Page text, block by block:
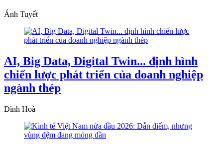
Ánh Tuyết
AI, Big Data, Digital Twin... định hình
chiến lược phát triển của doanh nghiệp
ngành thép
Đình Hoà